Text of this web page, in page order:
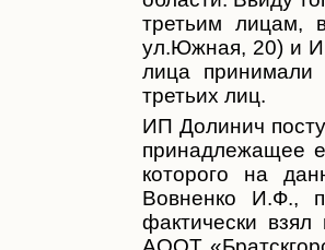
третьим лицам,
ул.Южная, 20) и
лица принимали
третьих лиц.
ИП Долинич
принадлежащее
которого на
Вовненко И.Ф.,
фактически